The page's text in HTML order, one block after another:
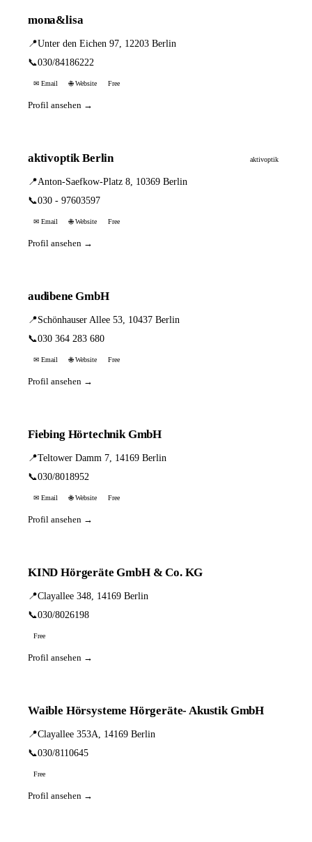
mona&lisa
📍Unter den Eichen 97, 12203 Berlin
📞030/84186222
✉ Email 🌐 Website Free
Profil ansehen →
aktivoptik Berlin aktivoptik
📍Anton-Saefkow-Platz 8, 10369 Berlin
📞030 - 97603597
✉ Email 🌐 Website Free
Profil ansehen →
audibene GmbH
📍Schönhauser Allee 53, 10437 Berlin
📞030 364 283 680
✉ Email 🌐 Website Free
Profil ansehen →
Fiebing Hörtechnik GmbH
📍Teltower Damm 7, 14169 Berlin
📞030/8018952
✉ Email 🌐 Website Free
Profil ansehen →
KIND Hörgeräte GmbH & Co. KG
📍Clayallee 348, 14169 Berlin
📞030/8026198
Free
Profil ansehen →
Waible Hörsysteme Hörgeräte- Akustik GmbH
📍Clayallee 353A, 14169 Berlin
📞030/8110645
Free
Profil ansehen →